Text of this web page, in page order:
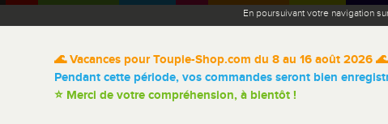
En poursuivant votre navigation
🌊 Vacances pour Toupie-Shop.com du 8 au 16 août 2026 🌊
Pendant cette période, vos commandes seront bien
⭐ Merci de votre compréhension, à bientôt !